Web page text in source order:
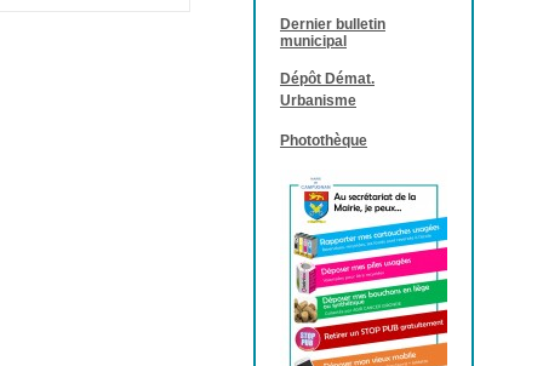
Dernier bulletin
municipal
Dépôt Démat.
Urbanisme
Photothèque